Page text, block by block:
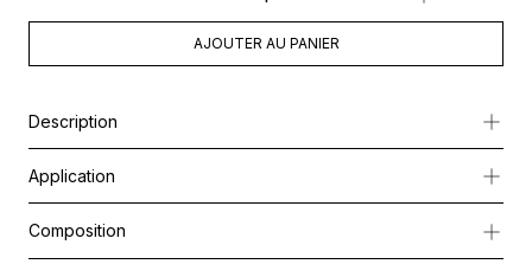
AJOUTER AU PANIER
Description
Enrichi enCellular Active IRISA®
Il atténue visiblement les taches pigmentaires, ravive l’éclat et
Dès la première application, la peau paraît plus lumineuse et
7 jours pour révéler votre éclat, 28 jours pour la transformer.
Application
Appuyer sur le bouton blanc situé sur le capuchon de
l’ampoule pendant une minute pour bien mélanger les deux
Composition